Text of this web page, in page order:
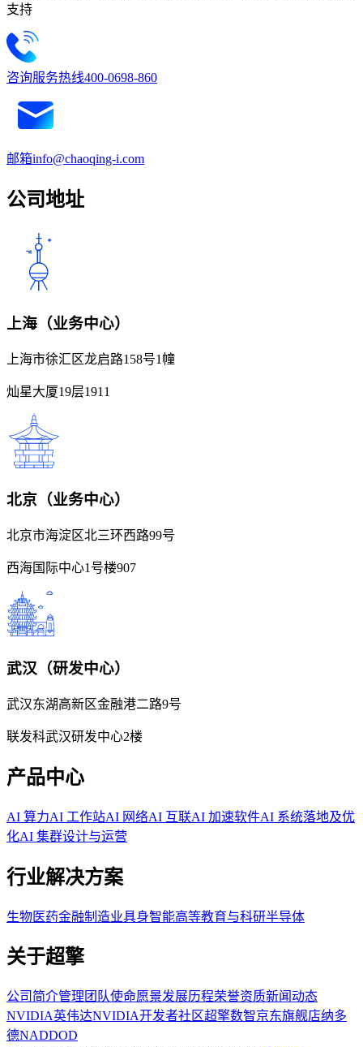
支持
咨询服务热线400-0698-860
邮箱info@chaoqing-i.com
公司地址
上海（业务中心）
上海市徐汇区龙启路158号1幢
灿星大厦19层1911
北京（业务中心）
北京市海淀区北三环西路99号
西海国际中心1号楼907
武汉（研发中心）
武汉东湖高新区金融港二路9号
联发科武汉研发中心2楼
产品中心
AI 算力AI 工作站AI 网络AI 互联AI 加速软件AI 系统落地及优
化AI 集群设计与运营
行业解决方案
生物医药金融制造业具身智能高等教育与科研半导体
关于超擎
公司简介管理团队使命愿景发展历程荣誉资质新闻动态
NVIDIA英伟达NVIDIA开发者社区超擎数智京东旗舰店纳多
德NADDOD